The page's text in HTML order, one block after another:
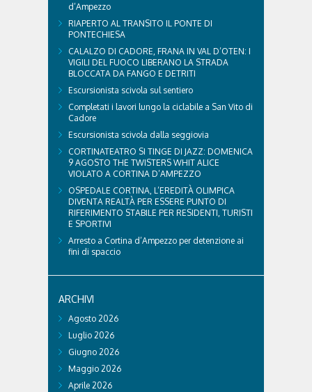
d’Ampezzo
RIAPERTO AL TRANSITO IL PONTE DI
PONTECHIESA
CALALZO DI CADORE, FRANA IN VAL D’OTEN: I
VIGILI DEL FUOCO LIBERANO LA STRADA
BLOCCATA DA FANGO E DETRITI
Escursionista scivola sul sentiero
Completati i lavori lungo la ciclabile a San Vito di
Cadore
Escursionista scivola dalla seggiovia
CORTINATEATRO SI TINGE DI JAZZ: DOMENICA
9 AGOSTO THE TWISTERS WHIT ALICE
VIOLATO A CORTINA D’AMPEZZO
OSPEDALE CORTINA, L’EREDITÀ OLIMPICA
DIVENTA REALTÀ PER ESSERE PUNTO DI
RIFERIMENTO STABILE PER RESIDENTI, TURISTI
E SPORTIVI
Arresto a Cortina d’Ampezzo per detenzione ai
fini di spaccio
ARCHIVI
Agosto 2026
Luglio 2026
Giugno 2026
Maggio 2026
Aprile 2026